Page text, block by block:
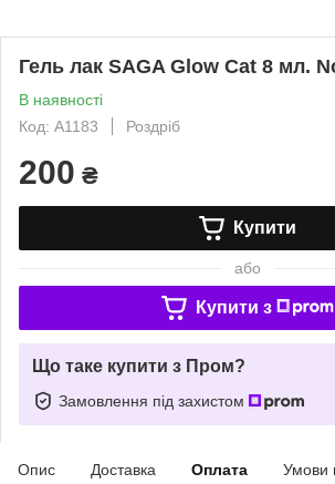
Гель лак SAGA Glow Cat 8 мл.
В наявності
Код: A1183
Роздріб
200 ₴
Купити
або
Купити з
Що таке купити з Пром?
Замовлення під захистом
Опис Доставка Оплата Умови